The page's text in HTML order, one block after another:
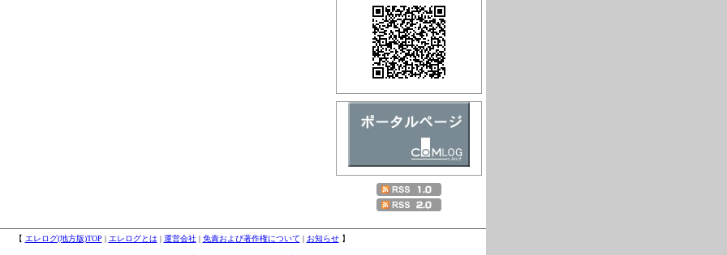
【 エレログ(地方版)TOP | エレログとは | 運営会社| 免責および著作権について | お知らせ】